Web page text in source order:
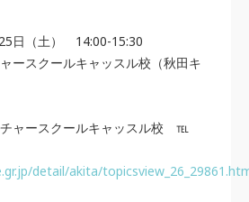
（土） 14:00-15:30
スクールキャッスル校（秋田キ
ャースクールキャッスル校 ℡
detail/akita/